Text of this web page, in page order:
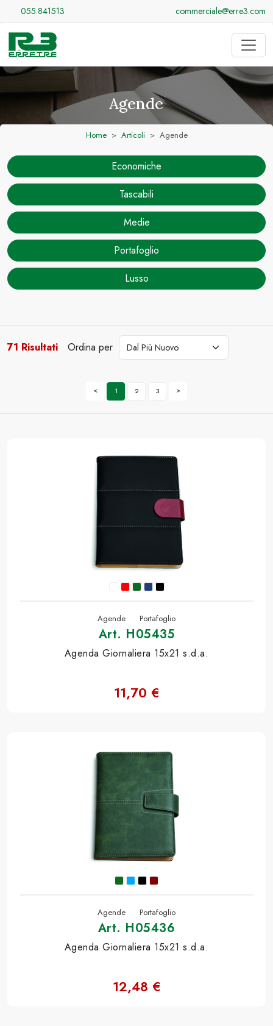
055.841513 commerciale@erre3.com
Agende
Home Articoli Agende
Economiche
Tascabili
Medie
Portafoglio
Lusso
71 Risultati Ordina per
cerca
< 1 2 3 >
Agende Portafoglio
Art. H05435
Agenda Giornaliera 15x21 s.d.a.
11,70 €
Agende Portafoglio
Art. H05436
Agenda Giornaliera 15x21 s.d.a.
12,48 €